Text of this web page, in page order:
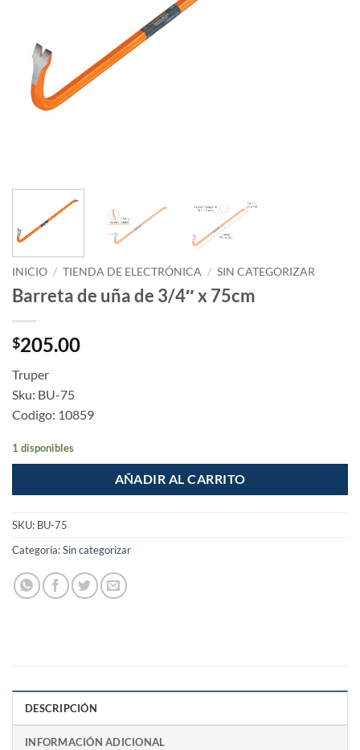
INICIO / TIENDA DE ELECTRÓNICA / SIN CATEGORIZAR
Barreta de uña de 3/4″ x 75cm
$205.00
Truper
Sku: BU-75
Codigo: 10859
1 disponibles
AÑADIR AL CARRITO
SKU: BU-75
Categoría:Sin categorizar
DESCRIPCIÓN
INFORMACIÓN ADICIONAL